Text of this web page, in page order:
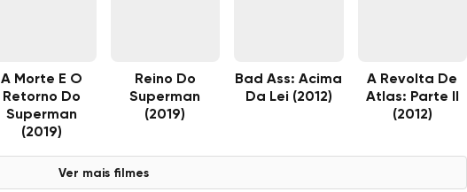
A Morte E O
Retorno Do
Superman
(2019)
Reino Do
Superman
(2019)
Bad Ass: Acima
Da Lei (2012)
A Revolta De
Atlas: Parte II
(2012)
Ver mais filmes